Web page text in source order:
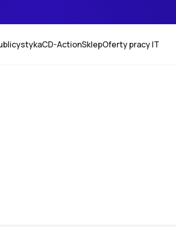
CD-ActionSklepOferty pracy IT